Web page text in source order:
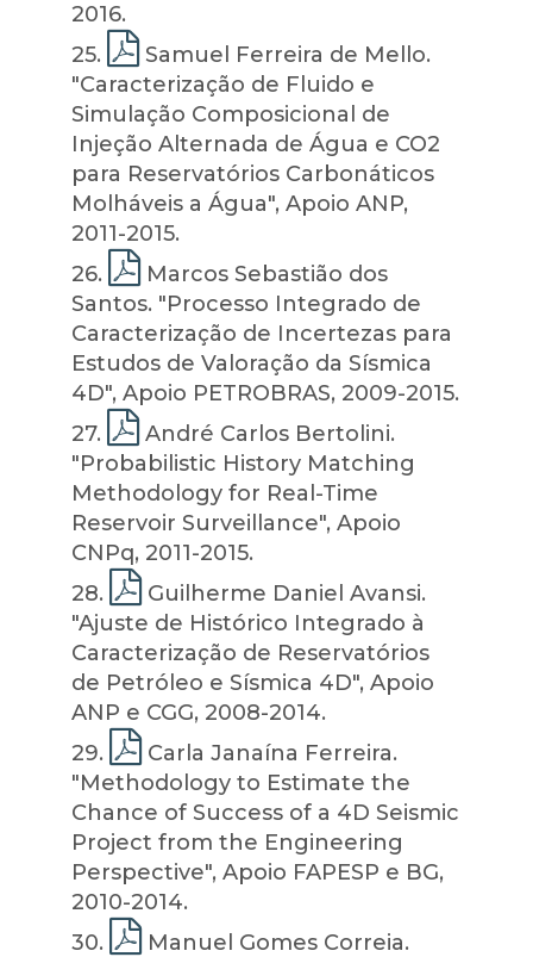
2016.
25.
Samuel Ferreira de Mello.
"Caracterização de Fluido e
Simulação Composicional de
Injeção Alternada de Água e CO2
para Reservatórios Carbonáticos
Molháveis a Água", Apoio ANP,
2011-2015.
26.
Marcos Sebastião dos
Santos. "Processo Integrado de
Caracterização de Incertezas para
Estudos de Valoração da Sísmica
4D", Apoio PETROBRAS, 2009-2015.
27.
André Carlos Bertolini.
"Probabilistic History Matching
Methodology for Real-Time
Reservoir Surveillance", Apoio
CNPq, 2011-2015.
28.
Guilherme Daniel Avansi.
"Ajuste de Histórico Integrado à
Caracterização de Reservatórios
de Petróleo e Sísmica 4D", Apoio
ANP e CGG, 2008-2014.
29.
Carla Janaína Ferreira.
"Methodology to Estimate the
Chance of Success of a 4D Seismic
Project from the Engineering
Perspective", Apoio FAPESP e BG,
2010-2014.
30.
Manuel Gomes Correia.